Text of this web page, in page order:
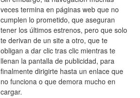
veces termina en páginas web que no
cumplen lo prometido, que aseguran
tener los últimos estrenos, pero que solo
te derivan de un site a otro, que te
obligan a dar clic tras clic mientras te
llenan la pantalla de publicidad, para
finalmente dirigirte hasta un enlace que
no funciona o que demora mucho en
cargar.